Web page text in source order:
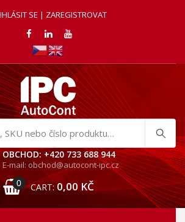
SE | ZAREGISTROVAT
OBCHOD: +420 733 688 944
E-mail: obchod@autocont-ipc.cz
0 CART: 0,00 KČ